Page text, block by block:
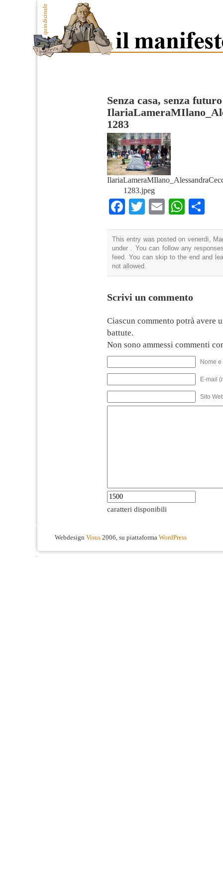
Senza casa, senza futuro
1283
1283.jpeg
Facebook
TwitterEmail
This entry was posted on venerdì,
under . You can follow any
feed. You can skip to the end and
not allowed.
Scrivi un commento
Ciascun commento potrà avere
battute.
Non sono ammessi commenti
Nome
E-mail
Sito
caratteri disponibili
Webdesign Visus 2006, su piattaforma WordPress